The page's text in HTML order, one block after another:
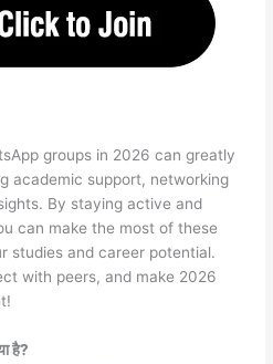
groups in 2026 can greatly
academic support, networking
By staying active and
can make the most of these
studies and career potential.
with peers, and make 2026
है?